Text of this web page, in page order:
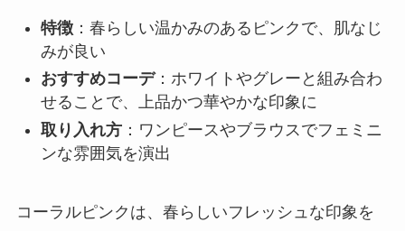
特徴：春らしい温かみのあるピンクで、肌なじ
みが良い
おすすめコーデ：ホワイトやグレーと組み合わ
せることで、上品かつ華やかな印象に
取り入れ方：ワンピースやブラウスでフェミニ
ンな雰囲気を演出
コーラルピンクは、春らしいフレッシュな印象を